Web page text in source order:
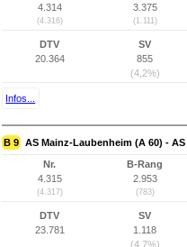
4.314
(4.316)
3.375
(1.111)
DTV
20.364
SV
855
(4,2%)
Infos...
B 9 AS Mainz-Laubenheim (A 60) -
Nr.
4.315
(4.317)
B-Rang
2.953
(783)
DTV
23.781
SV
1.118
(4,7%)